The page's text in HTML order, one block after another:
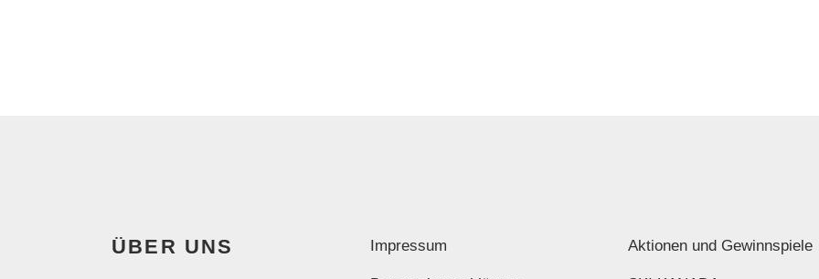
ÜBER UNS Impressum Aktionen und Gewinnspiele